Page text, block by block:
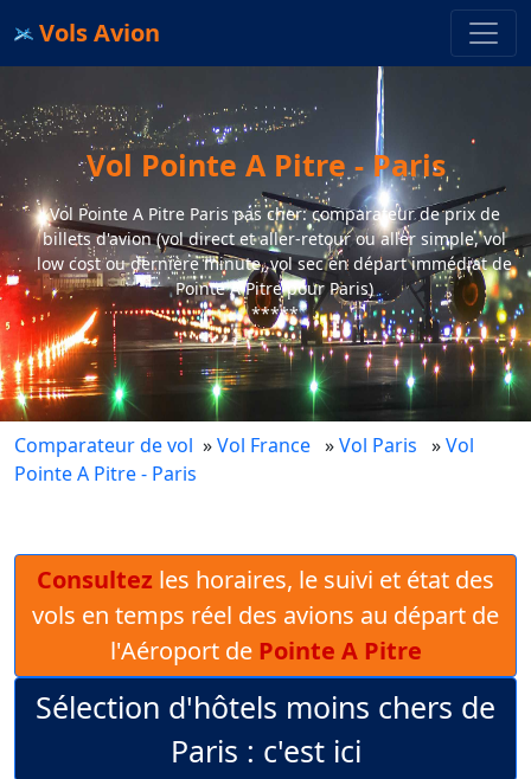
Vols Avion
Vol Pointe A Pitre - Paris
Vol Pointe A Pitre Paris pas cher: comparateur de prix de
billets d'avion (vol direct et aller-retour ou aller simple, vol
low cost ou dernière minute, vol sec en départ immédiat de
Pointe A Pitre pour Paris)
*****
Comparateur de vol »Vol France »Vol Paris »Vol
Pointe A Pitre - Paris
Consultez les horaires, le suivi et état des
vols en temps réel des avions au départ de
l'Aéroport de Pointe A Pitre
Sélection d'hôtels moins chers de
Paris : c'est ici